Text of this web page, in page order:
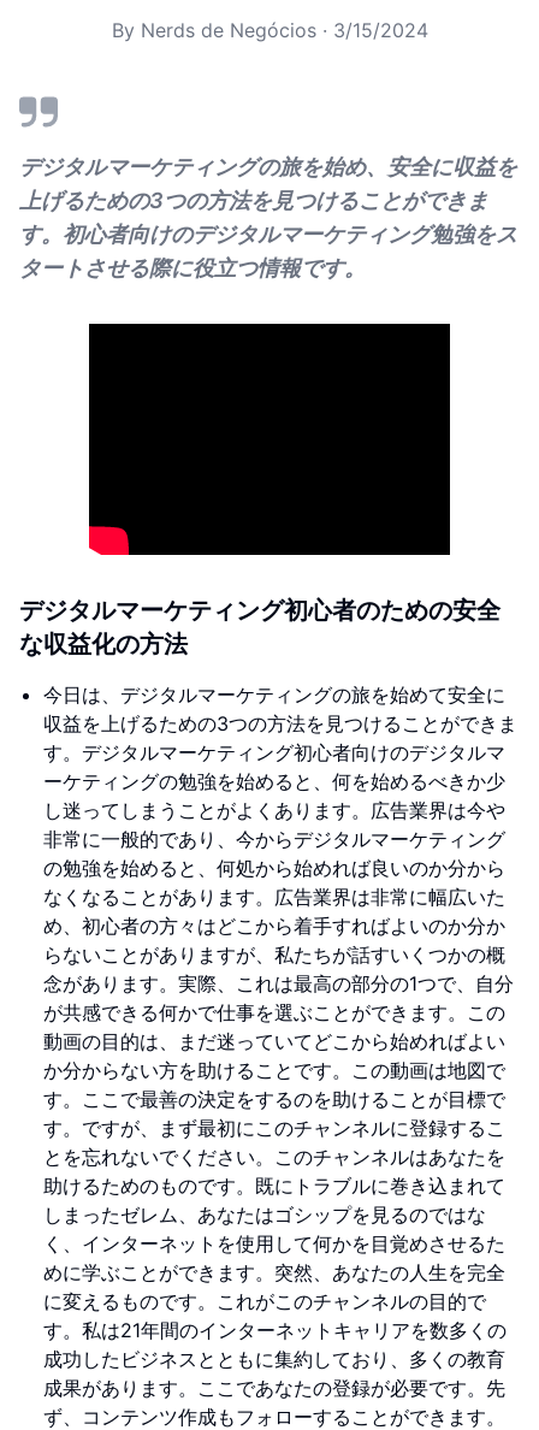
By Nerds de Negócios· 3/15/2024
デジタルマーケティングの旅を始め、安全に収益を
上げるための3つの方法を見つけることができま
す。初心者向けのデジタルマーケティング勉強をス
タートさせる際に役立つ情報です。
デジタルマーケティング初心者のための安全
な収益化の方法
今日は、デジタルマーケティングの旅を始めて安全に
収益を上げるための3つの方法を見つけることができま
す。デジタルマーケティング初心者向けのデジタルマ
ーケティングの勉強を始めると、何を始めるべきか少
し迷ってしまうことがよくあります。広告業界は今や
非常に一般的であり、今からデジタルマーケティング
の勉強を始めると、何処から始めれば良いのか分から
なくなることがあります。広告業界は非常に幅広いた
め、初心者の方々はどこから着手すればよいのか分か
らないことがありますが、私たちが話すいくつかの概
念があります。実際、これは最高の部分の1つで、自分
が共感できる何かで仕事を選ぶことができます。この
動画の目的は、まだ迷っていてどこから始めればよい
か分からない方を助けることです。この動画は地図で
す。ここで最善の決定をするのを助けることが目標で
す。ですが、まず最初にこのチャンネルに登録するこ
とを忘れないでください。このチャンネルはあなたを
助けるためのものです。既にトラブルに巻き込まれて
しまったゼレム、あなたはゴシップを見るのではな
く、インターネットを使用して何かを目覚めさせるた
めに学ぶことができます。突然、あなたの人生を完全
に変えるものです。これがこのチャンネルの目的で
す。私は21年間のインターネットキャリアを数多くの
成功したビジネスとともに集約しており、多くの教育
成果があります。ここであなたの登録が必要です。先
ず、コンテンツ作成もフォローすることができます。